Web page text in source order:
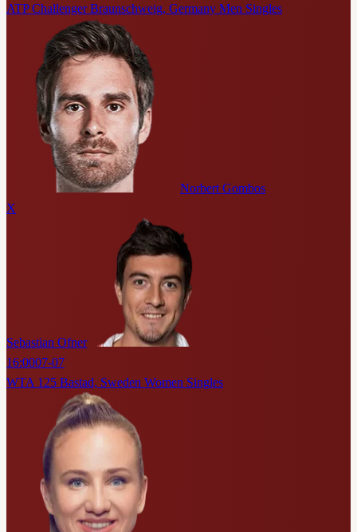
ATP Challenger Braunschweig, Germany Men Singles
Norbert Gombos
X
Sebastian Ofner
16:0007-07
WTA 125 Bastad, Sweden Women Singles